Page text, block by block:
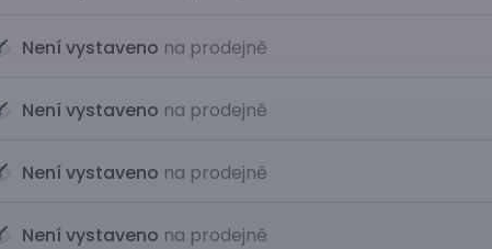
Není vystaveno na prodejně
Není vystaveno na prodejně
Není vystaveno na prodejně
Není vystaveno na prodejně